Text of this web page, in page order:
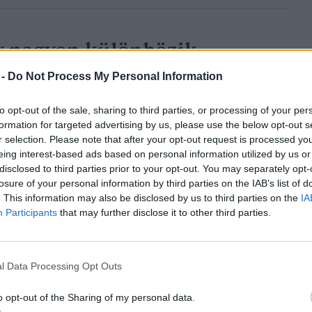
Do Not Process My Personal Information
opt-out of the sale, sharing to third parties, or processing of your
for targeted advertising by us, please use the below opt-out
selection. Please note that after your opt-out request is processed
interest-based ads based on personal information utilized by us
to third parties prior to your opt-out. You may separately
of your personal information by third parties on the IAB’s list of
This information may also be disclosed by us to third parties on the
Participants that may further disclose it to other third parties.
Data Processing Opt Outs
opt-out of the Sharing of my personal data.
nagyon különbözik
a gímszarvasokra, hogy igen
vagyis a nemek külső
vannak. Mint ahogy aszarvasoknál
úgy a bogaraknál is csak a hímeknek
A nőstényeknek egyáltalán nem
kisméretű, ívelt rágóik vannak. A
hasonlóan alakulnak, a nőstények itt is